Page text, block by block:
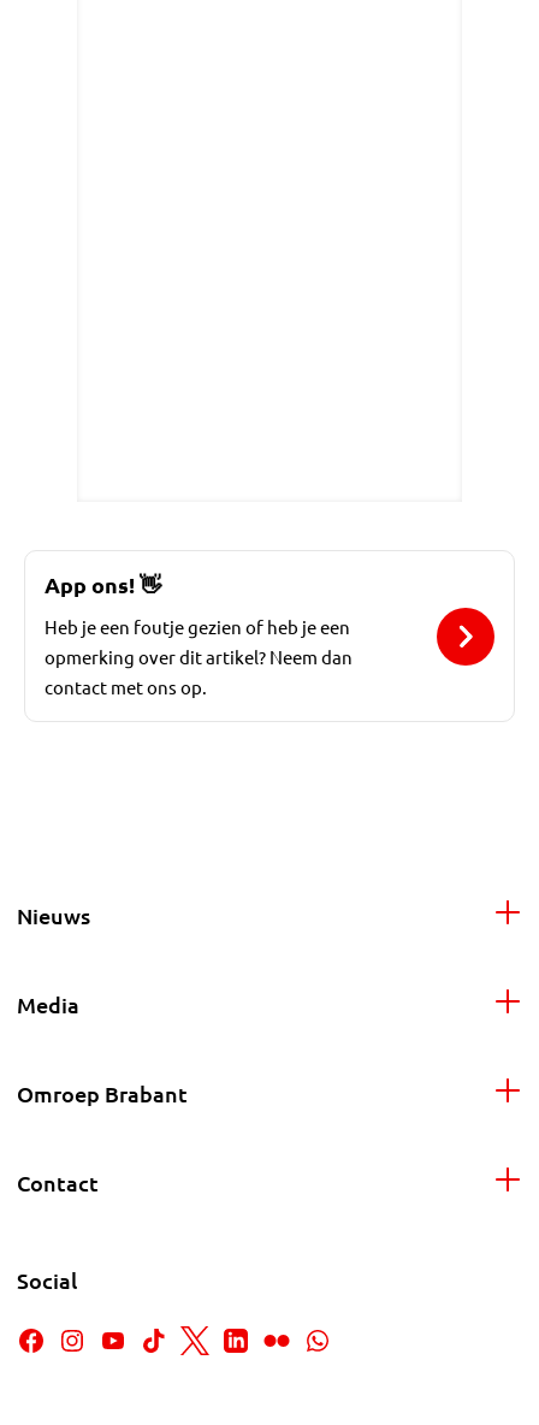
App ons!👋
Heb je een foutje gezien of heb je een
opmerking over dit artikel? Neem dan
contact met ons op.
Nieuws
Media
Omroep Brabant
Contact
Social